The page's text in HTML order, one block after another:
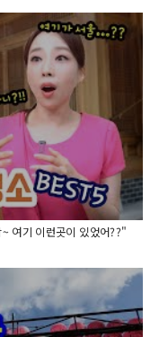
여기 이런곳이 있었어??"